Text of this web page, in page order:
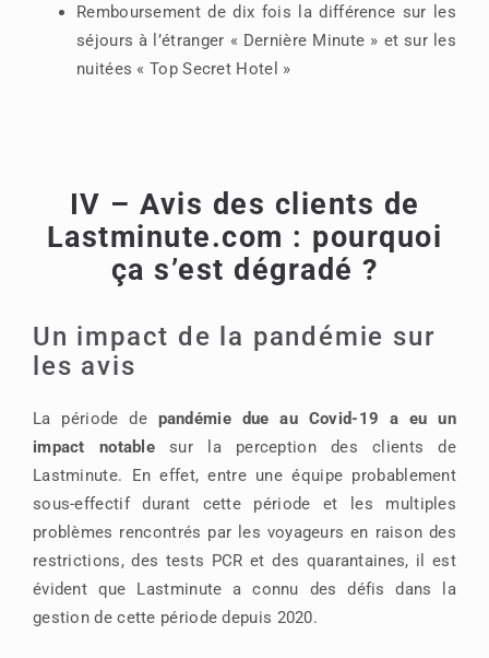
Remboursement de dix fois la différence sur les
séjours à l’étranger « Dernière Minute » et sur les
nuitées « Top Secret Hotel »
IV – Avis des clients de
Lastminute.com : pourquoi
ça s’est dégradé ?
Un impact de la pandémie sur
les avis
La période de pandémie due au Covid-19 a eu un
impact notable sur la perception des clients de
Lastminute. En effet, entre une équipe probablement
sous-effectif durant cette période et les multiples
problèmes rencontrés par les voyageurs en raison des
restrictions, des tests PCR et des quarantaines, il est
évident que Lastminute a connu des défis dans la
gestion de cette période depuis 2020.